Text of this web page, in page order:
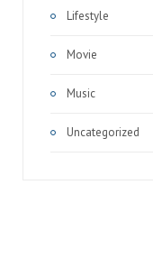
Lifestyle
Movie
Music
Uncategorized